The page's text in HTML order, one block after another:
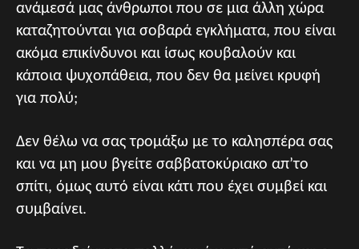
ανάμεσά μας άνθρωποι που σε μια άλλη χώρα
καταζητούνται για σοβαρά εγκλήματα, που είναι
ακόμα επικίνδυνοι και ίσως κουβαλούν και
κάποια ψυχοπάθεια, που δεν θα μείνει κρυφή
για πολύ;
Δεν θέλω να σας τρομάξω με το καλησπέρα σας
και να μη μου βγείτε σαββατοκύριακο απ’το
σπίτι, όμως αυτό είναι κάτι που έχει συμβεί και
συμβαίνει.